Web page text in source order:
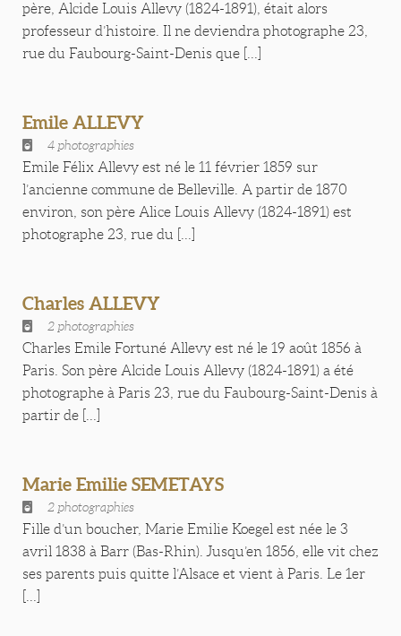
père, Alcide Louis Allevy (1824-1891), était alors
professeur d’histoire. Il ne deviendra photographe 23,
rue du Faubourg-Saint-Denis que [...]
Emile ALLEVY
4 photographies
Emile Félix Allevy est né le 11 février 1859 sur
l’ancienne commune de Belleville. A partir de 1870
environ, son père Alice Louis Allevy (1824-1891) est
photographe 23, rue du [...]
Charles ALLEVY
2 photographies
Charles Emile Fortuné Allevy est né le 19 août 1856 à
Paris. Son père Alcide Louis Allevy (1824-1891) a été
photographe à Paris 23, rue du Faubourg-Saint-Denis à
partir de [...]
Marie Emilie SEMETAYS
2 photographies
Fille d’un boucher, Marie Emilie Koegel est née le 3
avril 1838 à Barr (Bas-Rhin). Jusqu’en 1856, elle vit chez
ses parents puis quitte l’Alsace et vient à Paris. Le 1er